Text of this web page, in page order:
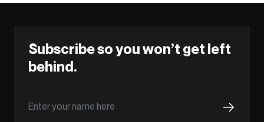
Subscribe so you won’t get left
behind.